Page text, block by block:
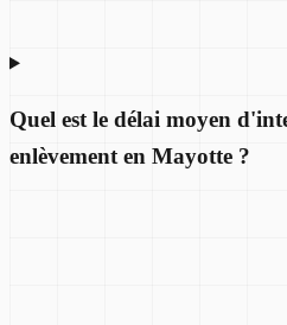
Quel est le délai moyen
enlèvement en Mayotte ?